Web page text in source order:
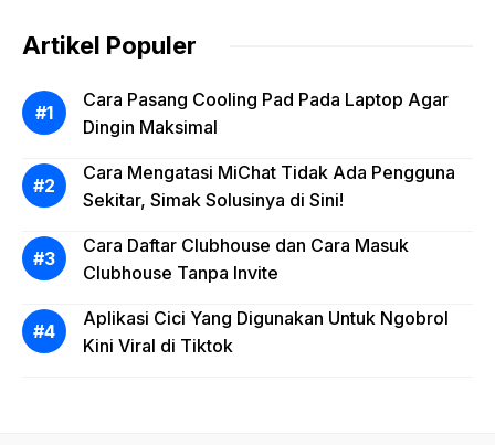
Artikel Populer
Cara Pasang Cooling Pad Pada Laptop Agar
Dingin Maksimal
Cara Mengatasi MiChat Tidak Ada Pengguna
Sekitar, Simak Solusinya di Sini!
Cara Daftar Clubhouse dan Cara Masuk
Clubhouse Tanpa Invite
Aplikasi Cici Yang Digunakan Untuk Ngobrol
Kini Viral di Tiktok